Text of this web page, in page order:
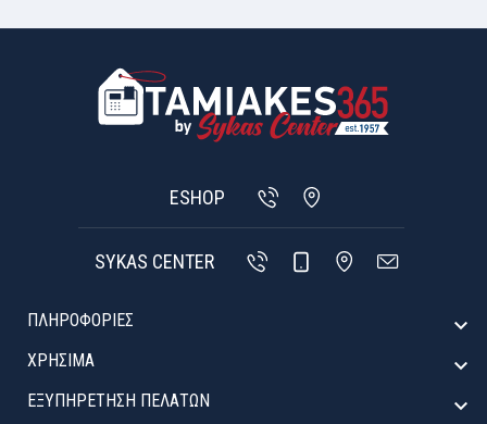
ESHOP
SYKAS CENTER
ΠΛΗΡΟΦΟΡΙΕΣ 
ΧΡΉΣΙΜΑ 
ΕΞΥΠΗΡΈΤΗΣΗ ΠΕΛΑΤΏΝ 